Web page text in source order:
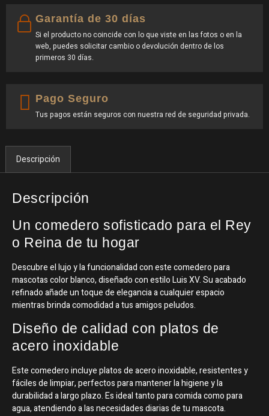
Garantía de 30 días
Si el producto no coincide con lo que viste en las fotos o en la
web, puedes solicitar cambio o devolución dentro de los
primeros 30 días.
Pago Seguro
Tus pagos están seguros con nuestra red de seguridad privada.
Descripción
Descripción
Un comedero sofisticado para el Rey
o Reina de tu hogar
Descubre el lujo y la funcionalidad con este comedero para
mascotas color blanco, diseñado con estilo Luis XV. Su acabado
refinado añade un toque de elegancia a cualquier espacio
mientras brinda comodidad a tus amigos peludos.
Diseño de calidad con platos de
acero inoxidable
Este comedero incluye platos de acero inoxidable, resistentes y
fáciles de limpiar, perfectos para mantener la higiene y la
durabilidad a largo plazo. Es ideal tanto para comida como para
agua, atendiendo a las necesidades diarias de tu mascota.